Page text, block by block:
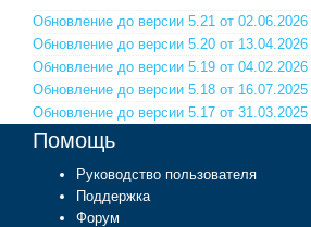
Обновление до версии 5.21 от 02.06.2026
Обновление до версии 5.20 от 13.04.2026
Обновление до версии 5.19 от 04.02.2026
Обновление до версии 5.18 от 16.07.2025
Обновление до версии 5.17 от 31.03.2025
Помощь
Руководство пользователя
Поддержка
Форум